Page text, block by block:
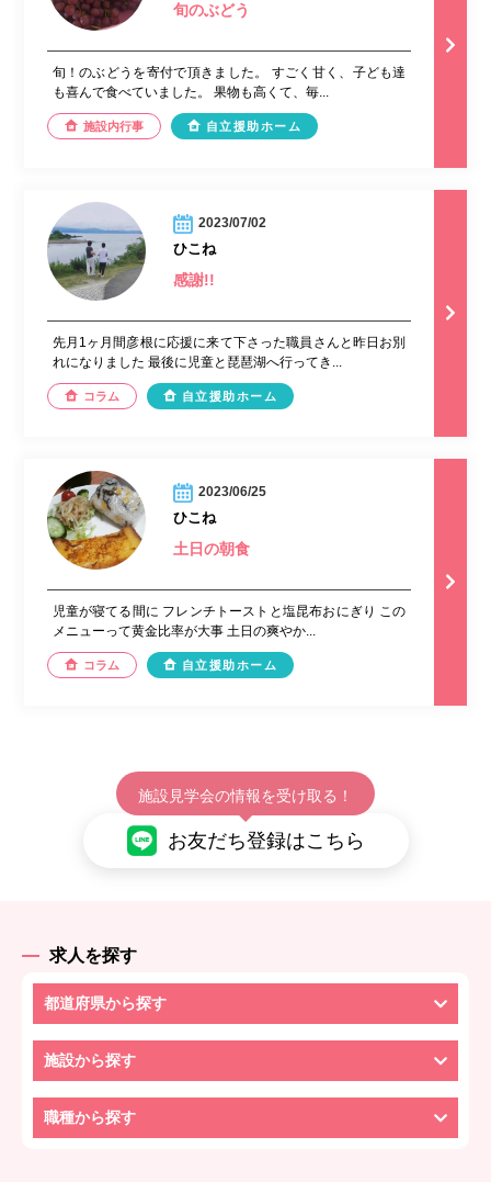
旬のぶどう
旬！のぶどうを寄付で頂きました。 すごく甘く、子ども達
も喜んで食べていました。 果物も高くて、毎...
施設内行事 自立援助ホーム
2023/07/02
ひこね
感謝!!
先月1ヶ月間彦根に応援に来て下さった職員さんと昨日お別
れになりました 最後に児童と琵琶湖へ行ってき...
コラム 自立援助ホーム
2023/06/25
ひこね
土日の朝食
児童が寝てる間に フレンチトーストと塩昆布おにぎり この
メニューって黄金比率が大事 土日の爽やか...
コラム 自立援助ホーム
施設見学会の情報を受け取る！
お友だち登録はこちら
求人を探す
都道府県から探す
施設から探す
職種から探す